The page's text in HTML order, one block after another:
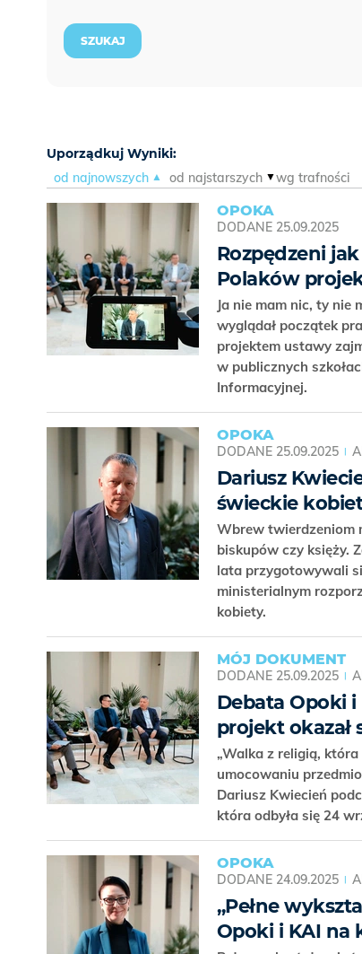
Uporządkuj Wyniki:
od najnowszych
od najstarszych wg trafności
OPOKA
DODANE 25.09.2025
Rozpędzeni
Polaków
Ja nie mam nic, ty nie
wyglądał początek
projektem ustawy
w publicznych
Informacyjnej.
OPOKA
DODANE 25.09.2025
Dariusz
świeckie
Wbrew twierdzeniom
biskupów czy księży.
lata przygotowywali
ministerialnym
kobiety.
MÓJ DOKUMENT
DODANE 25.09.2025
Debata Opoki
projekt okazał
„Walka z religią,
umocowaniu
Dariusz Kwiecień
która odbyła się 24
OPOKA
DODANE 24.09.2025
„Pełne
Opoki i KAI na